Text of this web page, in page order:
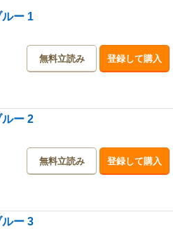
ー 1
無料立読み 登録して購入
ー 2
無料立読み 登録して購入
ー 3